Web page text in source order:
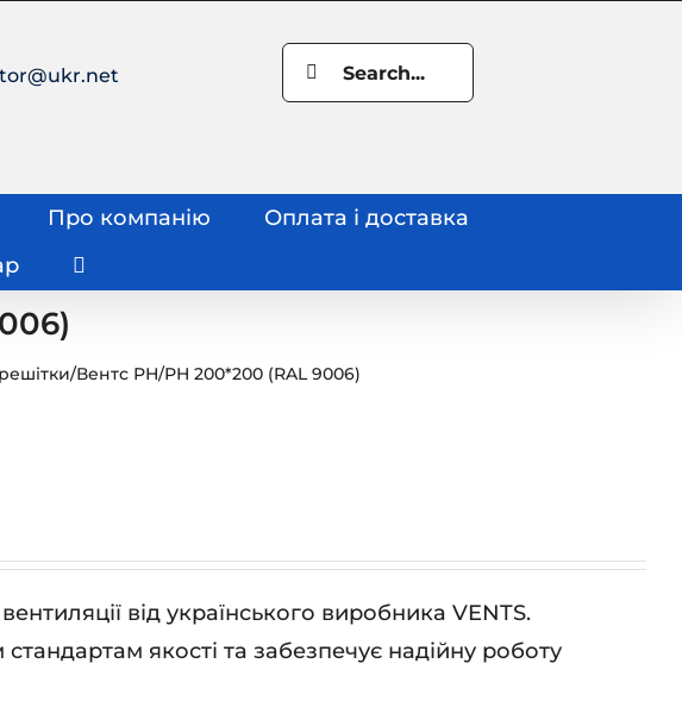
Search
for:
Про компанію
Оплата і доставка
/Вентс РН/РН 200*200 (RAL 9006)
від українського виробника VENTS.
якості та забезпечує надійну роботу